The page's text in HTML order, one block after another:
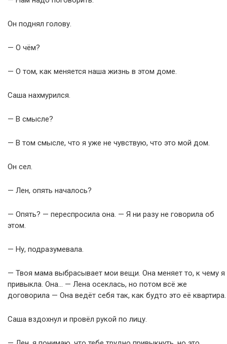
Он поднял голову.
— О чём?
— О том, как меняется наша жизнь в этом доме.
Саша нахмурился.
— В смысле?
— В том смысле, что я уже не чувствую, что это мой дом.
Он сел.
— Лен, опять началось?
— Опять? — переспросила она. — Я ни разу не говорила об
этом.
— Ну, подразумевала.
— Твоя мама выбрасывает мои вещи. Она меняет то, к чему я
привыкла. Она… — Лена осеклась, но потом всё же
договорила — Она ведёт себя так, как будто это её квартира.
Саша вздохнул и провёл рукой по лицу.